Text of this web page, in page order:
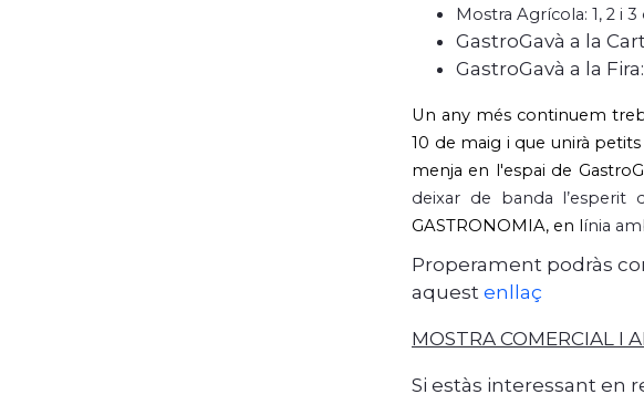
Mostra Agrícola: 1, 2 i
GastroGavà a la
GastroGavà a la
Un any més continuem
10 de maig i que unirà
menja en l'espai de
deixar de banda
GASTRONOMIA, en línia
Properament podràs
aquest enllaç
MOSTRA COMERCIAL I
Si estàs interessant en